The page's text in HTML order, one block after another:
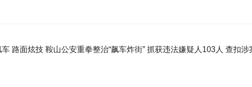
车 路面炫技 鞍山公安重拳整治“飙车炸街” 抓获违法嫌疑人103人 查扣涉